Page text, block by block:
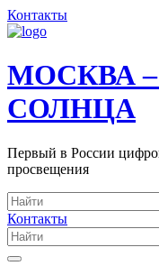
Контакты
МОСКВА
СОЛНЦА
Первый в России
просвещения
Контакты